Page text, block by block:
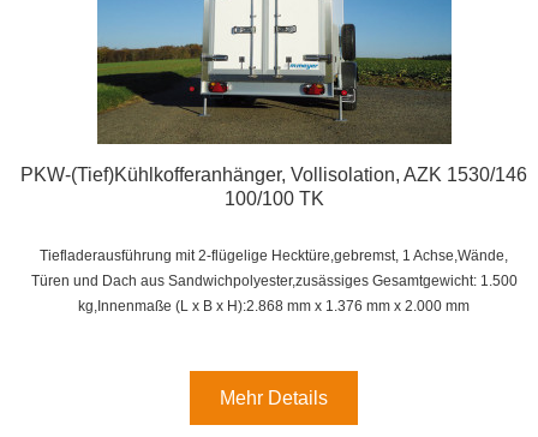
PKW-(Tief)Kühlkofferanhänger, Vollisolation, AZK 1530/146
100/100 TK
Tiefladerausführung mit2-flügelige Hecktüre ,gebremst, 1 Achse,Wände,
Türen und Dach aus Sandwichpolyester,zusässiges Gesamtgewicht: 1.500
kg, Innenmaße (L x B x H):2.868 mm x 1.376 mm x 2.000 mm
Mehr Details